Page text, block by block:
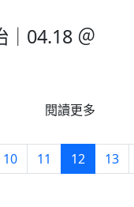
｜04.18 ＠
閱讀更多
10 11 12 13